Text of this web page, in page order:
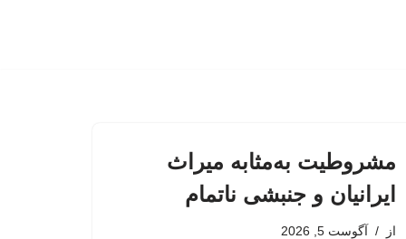
مشروطیت به‌مثابه میراث
ایرانیان و جنبشی ناتمام
از آگوست 5, 2026